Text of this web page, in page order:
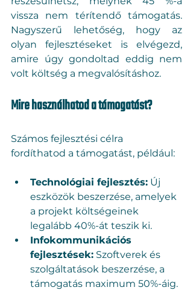
vissza nem térítendő támogatás.
Nagyszerű lehetőség, hogy az
olyan fejlesztéseket is elvégezd,
amire úgy gondoltad eddig nem
volt költség a megvalósításhoz.
Mire használhatod a támogatást?
Számos fejlesztési célra
fordíthatod a támogatást, például:
Technológiai fejlesztés: Új
eszközök beszerzése, amelyek
a projekt költségeinek
legalább 40%-át teszik ki.
Infokommunikációs
fejlesztések: Szoftverek és
szolgáltatások beszerzése, a
támogatás maximum 50%-áig.